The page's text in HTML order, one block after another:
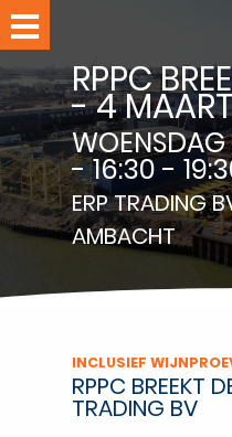
Home
Evenementen
Leden
Nieuws
RPPC-
Over
Ledennet
Word
RPPC
- 4
- 16:30 -
ERP TRADING
AMBACHT
INCLUSIEF
RPPC BREEKT
TRADING BV